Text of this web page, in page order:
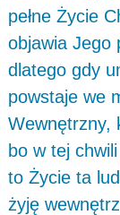
pełne Życie
objawia Jego
dlatego gdy
powstaje we
Wewnętrzny,
bo w tej
to Życie ta
żyję